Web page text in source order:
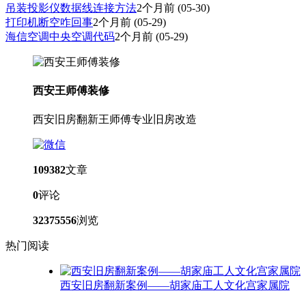
吊装投影仪数据线连接方法2个月前 (05-30)
打印机断空咋回事2个月前 (05-29)
海信空调中央空调代码2个月前 (05-29)
西安王师傅装修
西安旧房翻新王师傅专业旧房改造
109382文章
0评论
32375556浏览
热门阅读
西安旧房翻新案例——胡家庙工人文化宫家属院